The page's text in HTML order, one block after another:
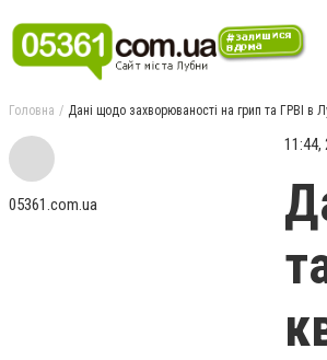
Головна Дані щодо захворюваності на грип та ГРВІ в
05361.com.ua
11:44,